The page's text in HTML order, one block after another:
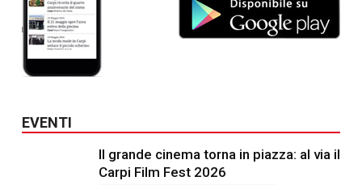
EVENTI
Il grande cinema torna in piazza: al via il
Carpi Film Fest 2026